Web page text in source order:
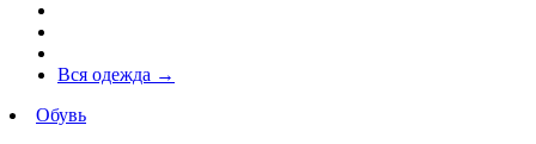
Вся одежда →
Обувь